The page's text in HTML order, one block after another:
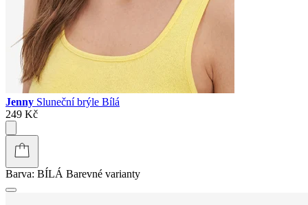
Jenny Sluneční brýle Bílá
249 Kč
Barva: BÍLÁ Barevné varianty